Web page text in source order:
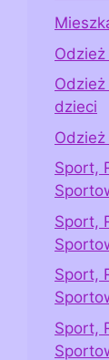
dzieci
Sport,
Sport,
Sport,
Sport,